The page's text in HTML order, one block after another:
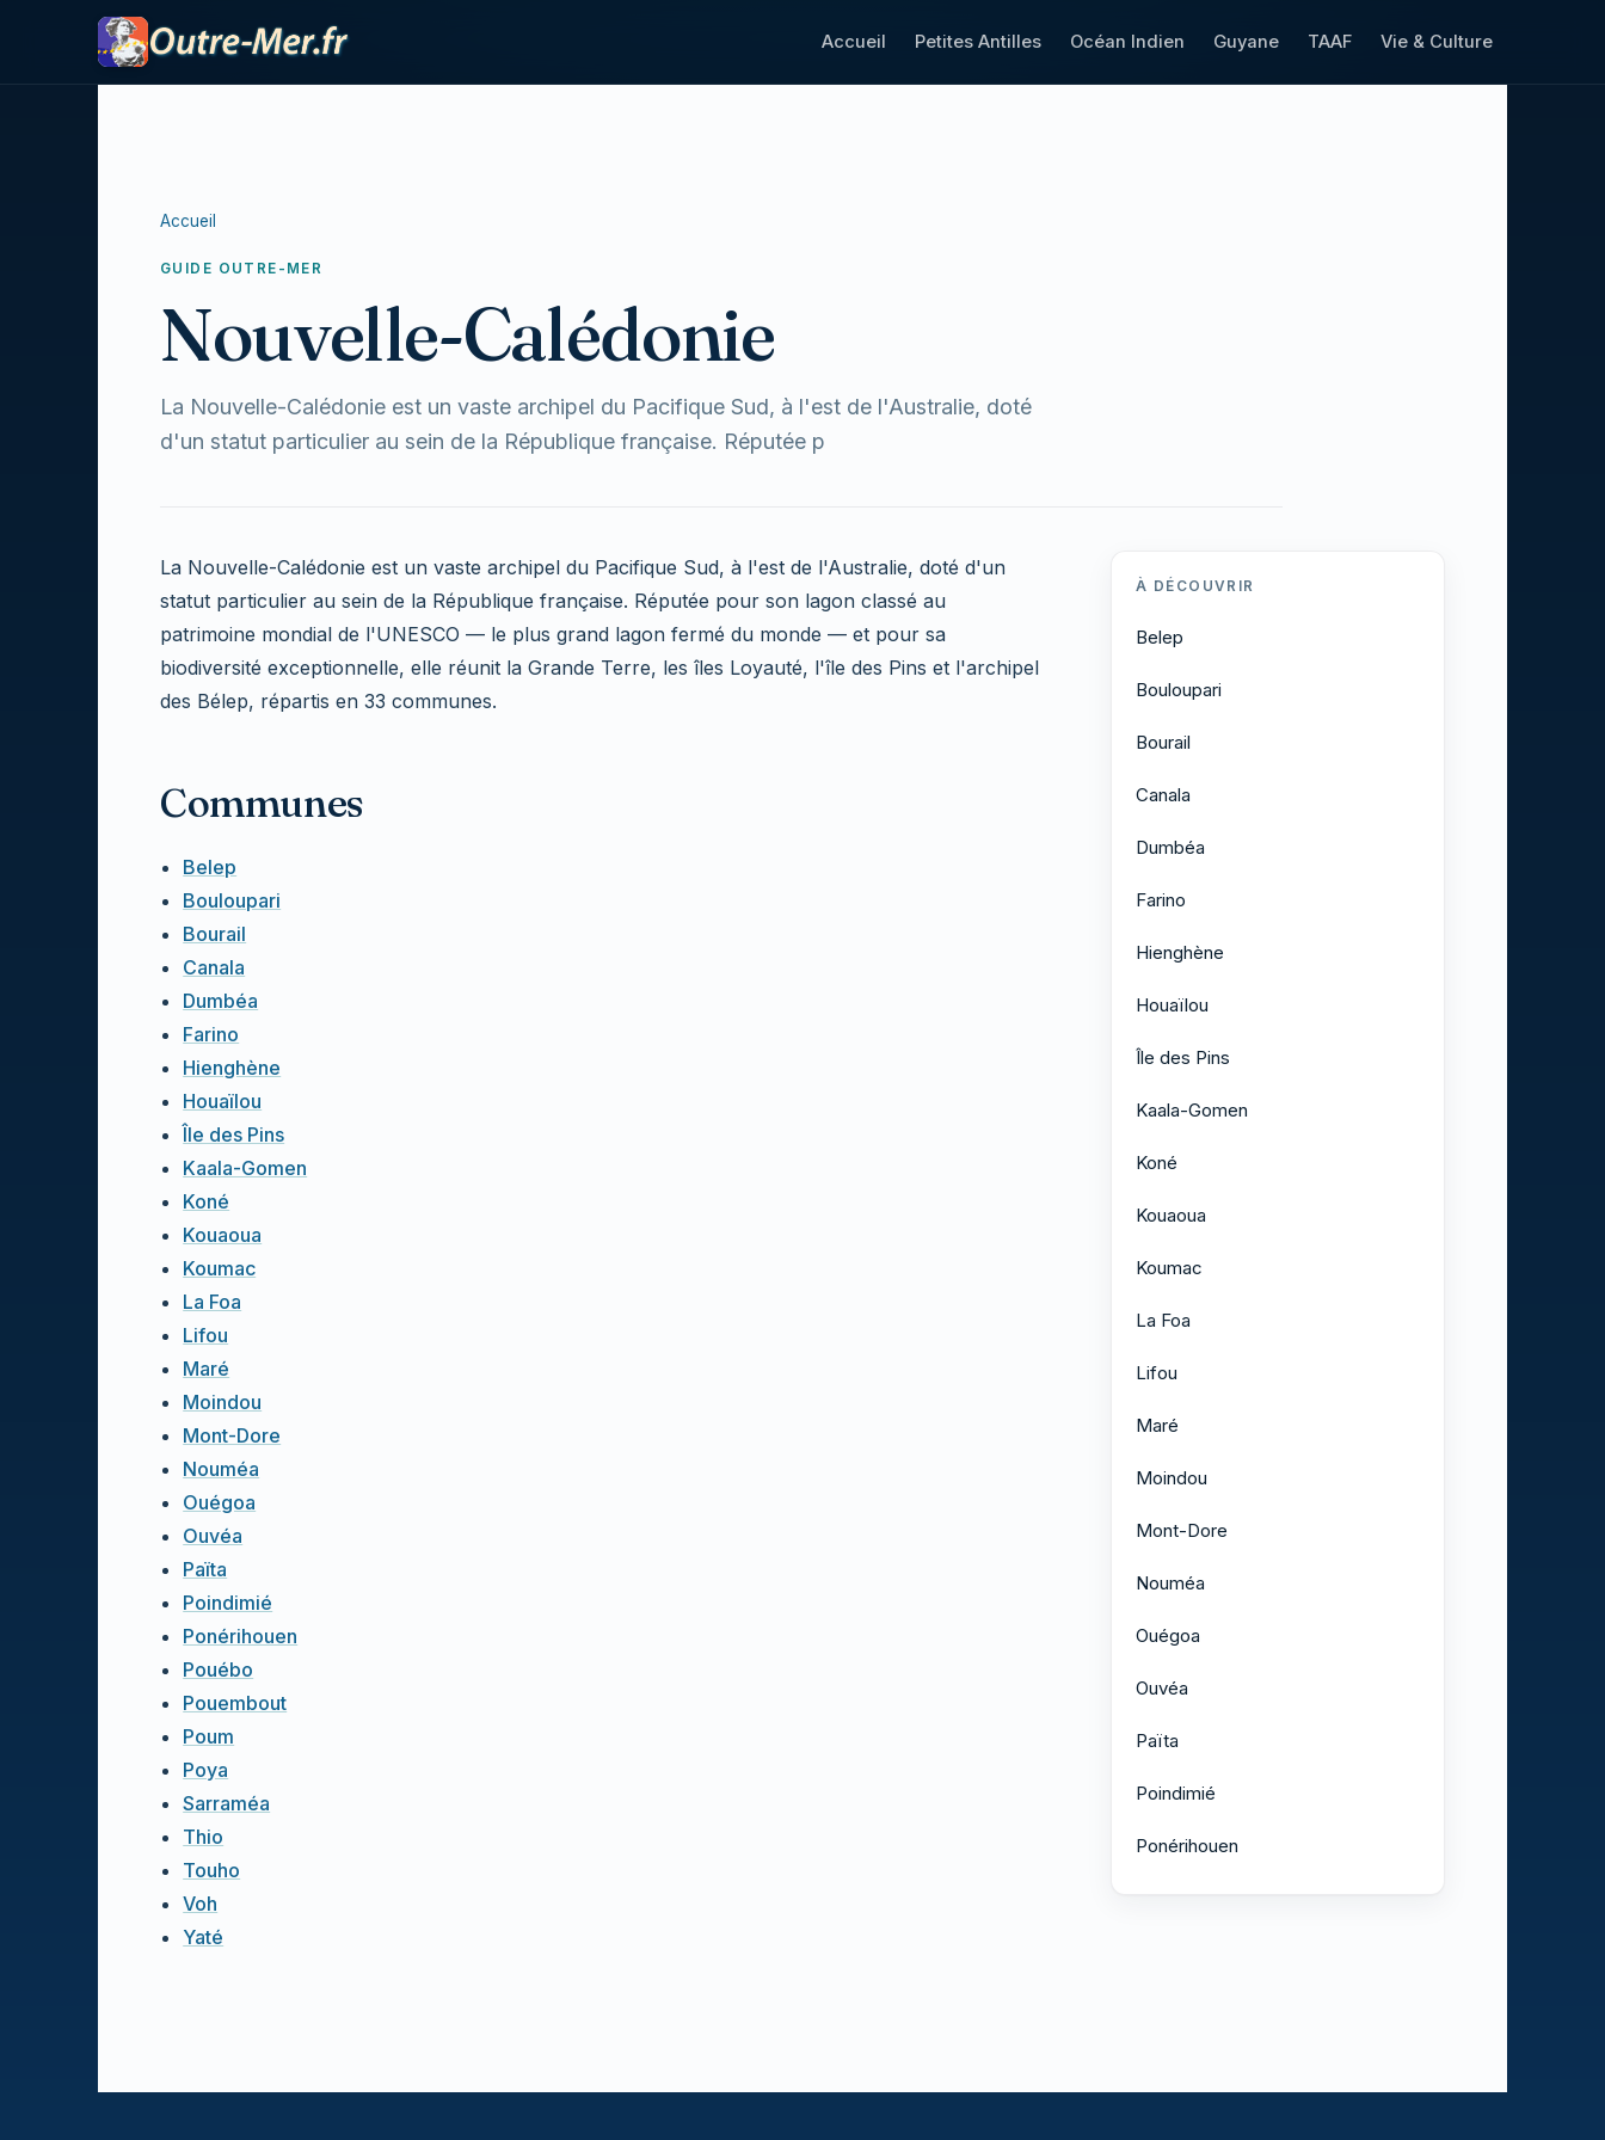
Accueil Petites Antilles Océan Indien Guyane TAAF Vie & Culture
Accueil
GUIDE OUTRE-MER
Nouvelle-Calédonie
La Nouvelle-Calédonie est un vaste archipel du Pacifique Sud, à l'est de l'Australie, doté
d'un statut particulier au sein de la République française. Réputée p
La Nouvelle-Calédonie est un vaste archipel du Pacifique Sud, à l'est de l'Australie, doté d'un
statut particulier au sein de la République française. Réputée pour son lagon classé au
patrimoine mondial de l'UNESCO — le plus grand lagon fermé du monde — et pour sa
biodiversité exceptionnelle, elle réunit la Grande Terre, les îles Loyauté, l'île des Pins et l'archipel
des Bélep, répartis en 33 communes.
Communes
Belep
Bouloupari
Bourail
Canala
Dumbéa
Farino
Hienghène
Houaïlou
Île des Pins
Kaala-Gomen
Koné
Kouaoua
Koumac
La Foa
Lifou
Maré
Moindou
Mont-Dore
Nouméa
Ouégoa
Ouvéa
Païta
Poindimié
Ponérihouen
Pouébo
Pouembout
Poum
Poya
Sarraméa
Thio
Touho
Voh
Yaté
À DÉCOUVRIR
Belep
Bouloupari
Bourail
Canala
Dumbéa
Farino
Hienghène
Houaïlou
Île des Pins
Kaala-Gomen
Koné
Kouaoua
Koumac
La Foa
Lifou
Maré
Moindou
Mont-Dore
Nouméa
Ouégoa
Ouvéa
Païta
Poindimié
Ponérihouen